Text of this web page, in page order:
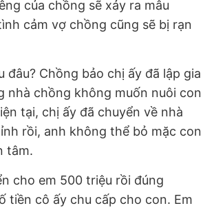
của chồng sẽ xảy ra mâu
cảm vợ chồng cũng sẽ bị rạn
đâu? Chồng bảo chị ấy đã lập gia
nhà chồng không muốn nuôi con
tại, chị ấy đã chuyển về nhà
rồi, anh không thể bỏ mặc con
tâm.
cho em 500 triệu rồi đúng
tiền cô ấy chu cấp cho con. Em